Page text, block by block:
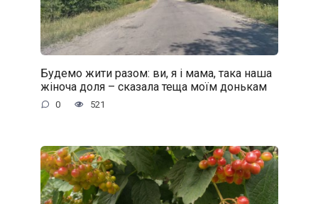
Будемо жити разом: ви, я і мама, така наша
жіноча доля – сказала теща моїм донькам
0 521